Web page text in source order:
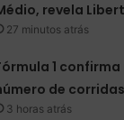
revela
27 minutos atrás
1
de
3 horas atrás